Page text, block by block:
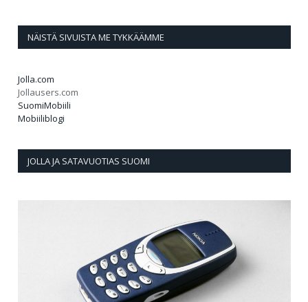
NÄISTÄ SIVUISTA ME TYKKÄÄMME
Jolla.com
Jollausers.com
SuomiMobiili
Mobiiliblogi
JOLLA JA SATAVUOTIAS SUOMI